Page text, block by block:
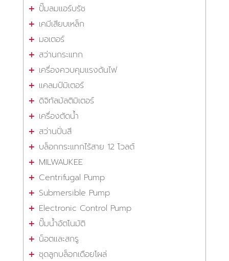
ปั๊มลมแอร์บรัช
เคมีเสียบเหล็ก
มอเตอร์
สว่านกระแทก
เครื่องควบคุมแรงดันไฟ
แคลมป์มิเตอร์
ดิจิทัลมัลติมิเตอร์
เครื่องตัดน้ำ
สว่านปั่นสี
บล็อกกระแทกไร้สาย 12 โวลต์
MILWAUKEE
Centrifugal Pump
Submersible Pump
Electronic Control Pump
ปั๊มน้ำอัตโนมัติ
น็อตและสกรู
ชุดลูกบล็อกเดือยโผล่